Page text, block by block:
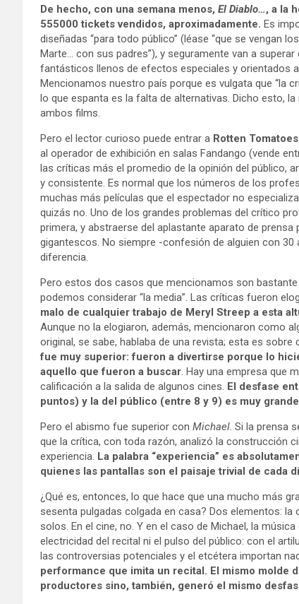
De hecho, con una semana menos, El Diablo…, a la
555000 tickets vendidos, aproximadamente. Es
diseñadas “para todo público” (léase “que se vengan
Marte… con sus padres”), y seguramente van a
fantásticos llenos de efectos especiales y orientados
Mencionamos nuestro país porque es vulgata que “la
lo que espanta es la falta de alternativas. Dicho esto,
ambos films.
Pero el lector curioso puede entrar a Rotten Tomatoes
al operador de exhibición en salas Fandango (vende
las críticas más el promedio de la opinión del público,
y consistente. Es normal que los números de los
muchas más películas que el espectador no
quizás no. Uno de los grandes problemas del crítico
primera, y abstraerse del aplastante aparato de
gigantescos. No siempre -confesión de alguien con
diferencia.
Pero estos dos casos que mencionamos son bastante
podemos considerar “la media”. Las críticas fueron
malo de cualquier trabajo de Meryl Streep a esta
Aunque no la elogiaron, además, mencionaron como
original, se sabe, hablaba de una revista; esta es
fue muy superior: fueron a divertirse porque lo
aquello que fueron a buscar. Hay una empresa que
calificación a la salida de algunos cines. El desfase
puntos) y la del público (entre 8 y 9) es muy
Pero el abismo fue superior con Michael. Si la prensa
que la crítica, con toda razón, analizó la construcción
experiencia. La palabra “experiencia” es
quienes las pantallas son el paisaje trivial de cada
¿Qué es, entonces, lo que hace que una mucho más
sesenta pulgadas colgada en casa? Dos elementos:
solos. En el cine, no. Y en el caso de Michael, la
electricidad del recital ni el pulso del público: con el
las controversias potenciales y el etcétera importan
performance que imita un recital. El mismo molde
productores sino, también, generó el mismo